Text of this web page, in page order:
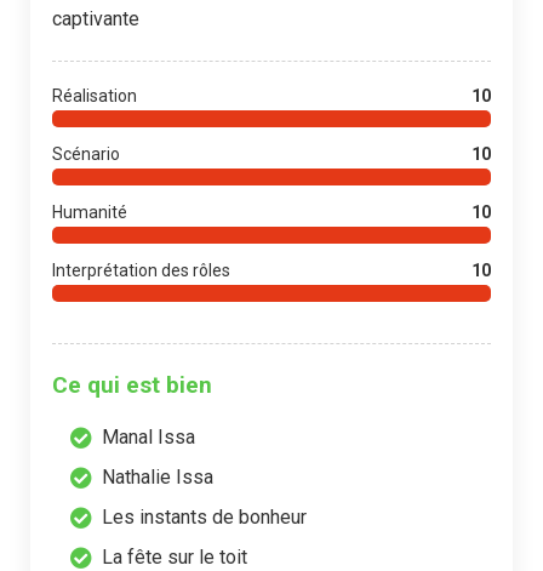
captivante
Réalisation 10
Scénario 10
Humanité 10
Interprétation des rôles 10
Ce qui est bien
Manal Issa
Nathalie Issa
Les instants de bonheur
La fête sur le toit